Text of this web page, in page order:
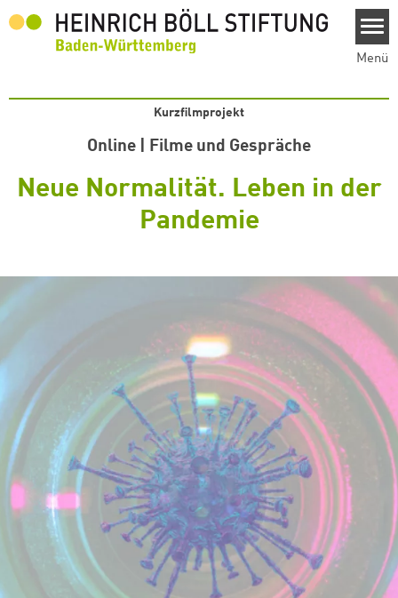
Menü
Kurzfilmprojekt
Online | Filme und Gespräche
Neue Normalität. Leben in der
Pandemie